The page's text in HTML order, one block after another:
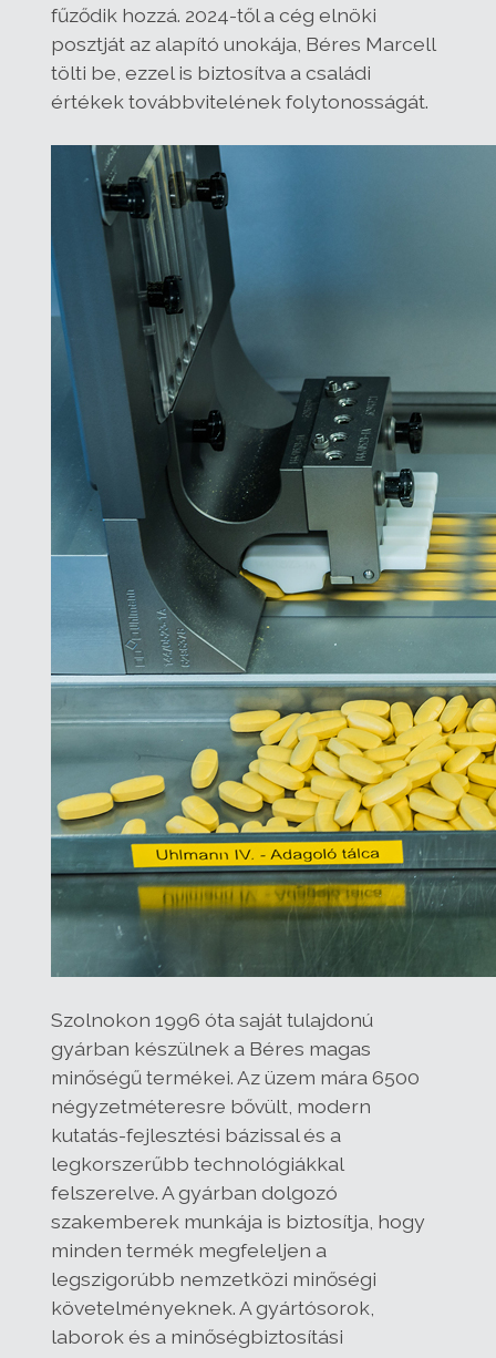
fűződik hozzá. 2024-től a cég elnöki
posztját az alapító unokája, Béres Marcell
tölti be, ezzel is biztosítva a családi
értékek továbbvitelének folytonosságát.
Szolnokon 1996 óta saját tulajdonú
gyárban készülnek a Béres magas
minőségű termékei. Az üzem mára 6500
négyzetméteresre bővült, modern
kutatás-fejlesztési bázissal és a
legkorszerűbb technológiákkal
felszerelve. A gyárban dolgozó
szakemberek munkája is biztosítja, hogy
minden termék megfeleljen a
legszigorúbb nemzetközi minőségi
követelményeknek. A gyártósorok,
laborok és a minőségbiztosítási